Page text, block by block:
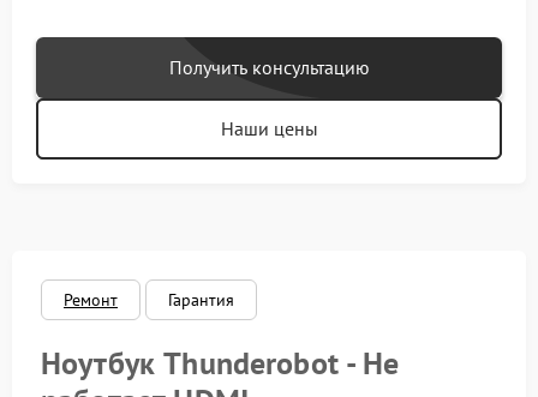
Получить консультацию
Наши цены
Ремонт Гарантия
Ноутбук Thunderobot - Не